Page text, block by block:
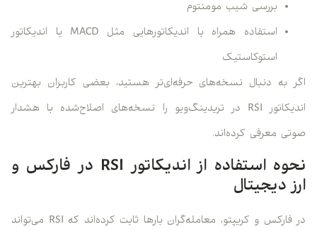
بررسی شیب مومنتوم
استفاده همراه با اندیکاتورهایی مثل MACD یا اندیکاتور
استوکاستیک
اگر به دنبال نسخه‌های حرفه‌ای‌تر هستید، بعضی کاربران بهترین
اندیکاتور RSI در تریدینگ‌ویو را نسخه‌های اصلاح‌شده با هشدار
صوتی معرفی کرده‌اند.
نحوه استفاده از اندیکاتور RSI در فارکس و
ارز دیجیتال
در فارکس و کریپتو، معامله‌گران بارها ثابت کرده‌اند که RSI می‌تواند